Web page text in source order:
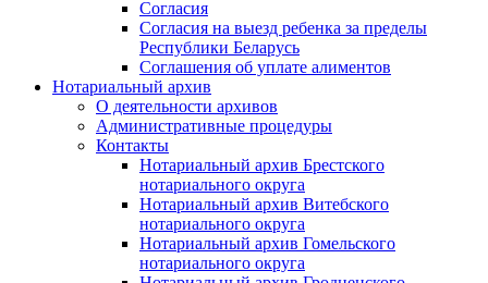
Согласия
Согласия на выезд ребенка за пределы
Республики Беларусь
Соглашения об уплате алиментов
Нотариальный архив
О деятельности архивов
Административные процедуры
Контакты
Нотариальный архив Брестского
нотариального округа
Нотариальный архив Витебского
нотариального округа
Нотариальный архив Гомельского
нотариального округа